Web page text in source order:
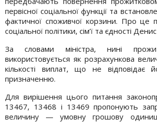
первісної соціальної функції та
фактичної споживчої корзини. Про це
соціальної політики, сім’ї та єдності
За словами міністра, нині
використовується як розрахункова
кількості виплат, що не відповідає
призначенню.
Для вирішення цього питання
13467, 13468 і 13469 пропонують
величину — умовну грошову